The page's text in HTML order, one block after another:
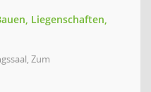
Liegenschaften,
Zum